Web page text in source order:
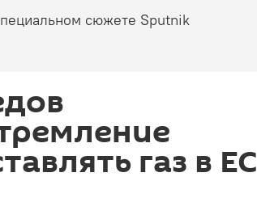
сюжете Sputnik
газ в ЕС